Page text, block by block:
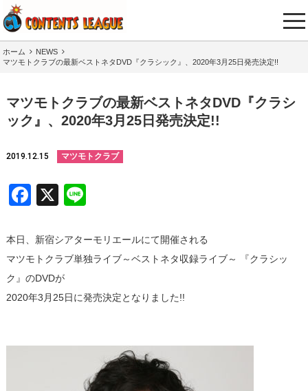
ホーム
NEWS
マツモトクラブの最新ベストネタDVD『クラシック』、2020年3月25日発売決定!!
マツモトクラブの最新ベストネタDVD『クラシ
ック』、2020年3月25日発売決定!!
2019.12.15 マツモトクラブ
Facebook
X
本日、新宿シアターモリエールにて開催される
マツモトクラブ単独ライブ～ベストネタ収録ライブ～ 『クラシッ
ク』のDVDが
2020年3月25日に発売決定となりました!!